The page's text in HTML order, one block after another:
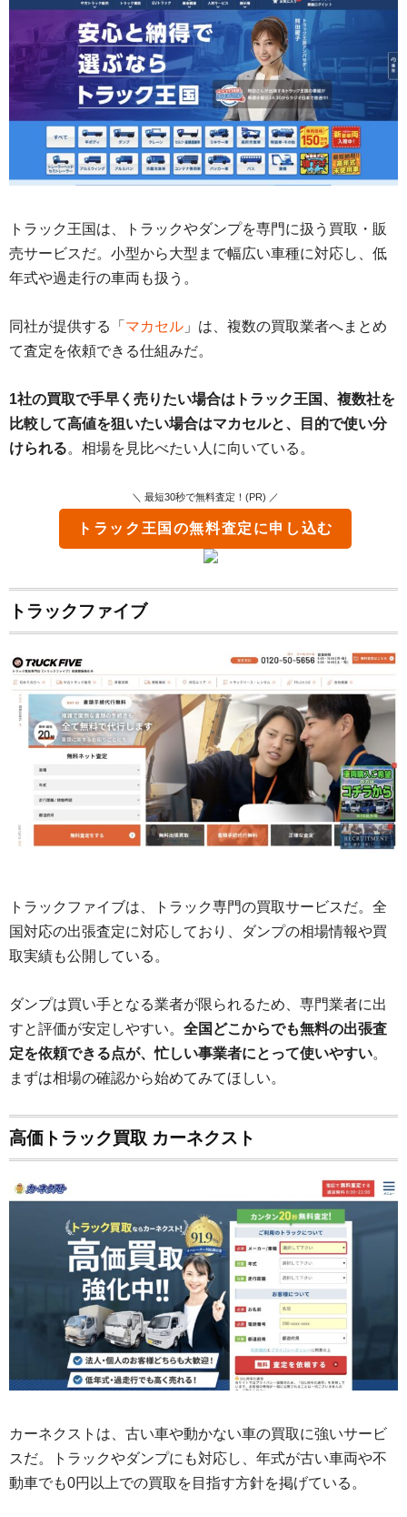
トラック王国は、トラックやダンプを専門に扱う買取・販
売サービスだ。小型から大型まで幅広い車種に対応し、低
年式や過走行の車両も扱う。
同社が提供する「 マカセル 」は、複数の買取業者へまとめ
て査定を依頼できる仕組みだ。
1社の買取で手早く売りたい場合はトラック王国、複数社を
比較して高値を狙いたい場合はマカセルと、目的で使い分
けられる。相場を見比べたい人に向いている。
＼ 最短30秒で無料査定！(PR) ／
トラック王国 の無料査定に申し込む
トラックファイブ
トラックファイブは、トラック専門の買取サービスだ。全
国対応の出張査定に対応しており、ダンプの相場情報や買
取実績も公開している。
ダンプは買い手となる業者が限られるため、専門業者に出
すと評価が安定しやすい。 全国どこからでも無料の出張査
定を依頼できる点が、忙しい事業者にとって使いやすい。
まずは相場の確認から始めてみてほしい。
高価トラック買取 カーネクスト
カーネクストは、古い車や動かない車の買取に強いサービ
スだ。トラックやダンプにも対応し、年式が古い車両や不
動車でも0円以上での買取を目指す方針を掲げている。